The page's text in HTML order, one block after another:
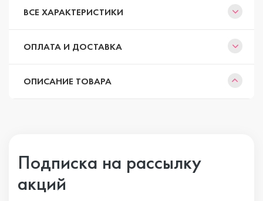
ВСЕ ХАРАКТЕРИСТИКИ
ОПЛАТА И ДОСТАВКА
ОПИСАНИЕ ТОВАРА
Подписка на рассылку
акций